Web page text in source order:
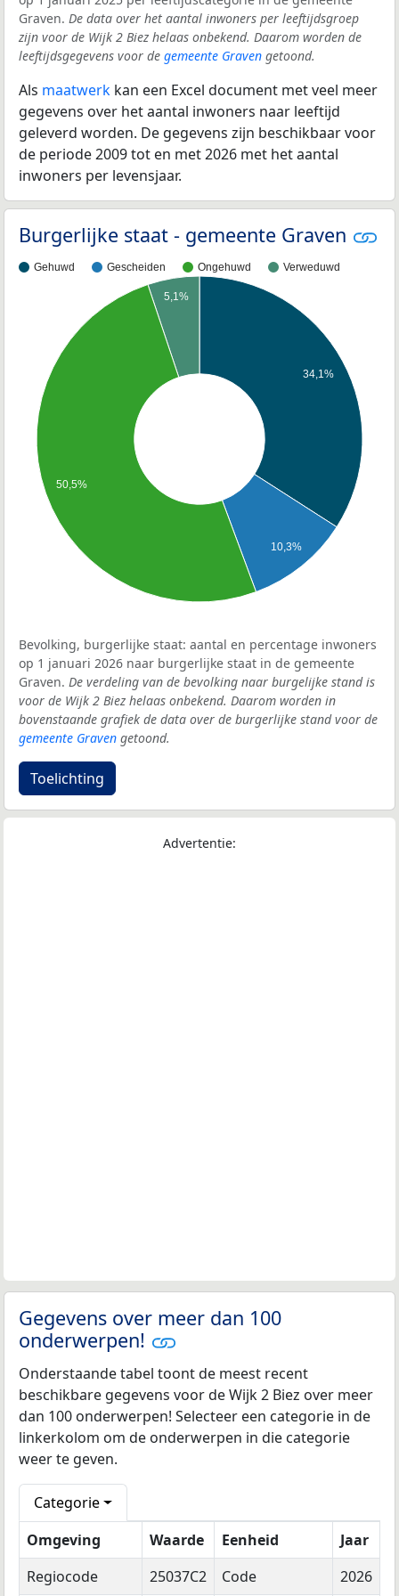
Graven. De data over het aantal inwoners per leeftijdsgroep
zijn voor de Wijk 2 Biez helaas onbekend. Daarom worden de
leeftijdsgegevens voor de gemeente Graven getoond.
Als maatwerk kan een Excel document met veel meer
gegevens over het aantal inwoners naar leeftijd
geleverd worden. De gegevens zijn beschikbaar voor
de periode 2009 tot en met 2026 met het aantal
inwoners per levensjaar.
Burgerlijke staat - gemeente Graven
Gehuwd Gescheiden Ongehuwd Verweduwd
34,1%
10,3%
5,1%
50,5%
Bevolking, burgerlijke staat: aantal en percentage inwoners
op 1 januari 2026 naar burgerlijke staat in de gemeente
Graven. De verdeling van de bevolking naar burgelijke stand is
voor de Wijk 2 Biez helaas onbekend. Daarom worden in
bovenstaande grafiek de data over de burgerlijke stand voor de
gemeente Graven getoond.
Toelichting
Advertentie:
Gegevens over meer dan 100
onderwerpen!
Onderstaande tabel toont de meest recent
beschikbare gegevens voor de Wijk 2 Biez over meer
dan 100 onderwerpen! Selecteer een categorie in de
linkerkolom om de onderwerpen in die categorie
weer te geven.
Categorie
Omgeving
Waarde Eenheid
Jaar
Regiocode
25037C2 Code 2026